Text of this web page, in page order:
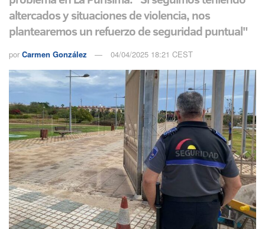
altercados y situaciones de violencia, nos
plantearemos un refuerzo de seguridad puntual"
por Carmen González 04/04/2025 18:21 CEST